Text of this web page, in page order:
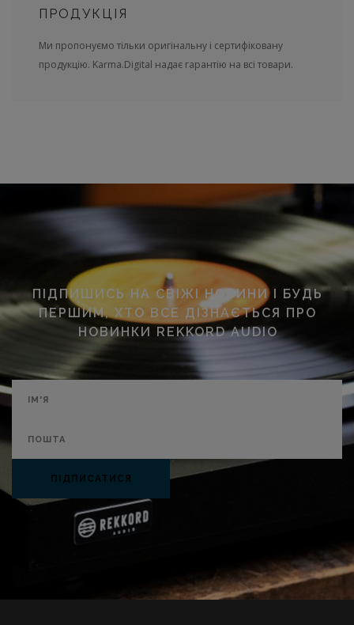
ПРОДУКЦІЯ
Ми пропонуємо тільки оригінальну і сертифіковану
продукцію. Karma.Digital надає гарантію на всі товари.
ПІДПИШИСЬ НА СВІЖІ НОВИНИ І БУДЬ
ПЕРШИМ, ХТО ВСЕ ДІЗНАЄТЬСЯ ПРО
НОВИНКИ REKKORD AUDIO
ПІДПИСАТИСЯ